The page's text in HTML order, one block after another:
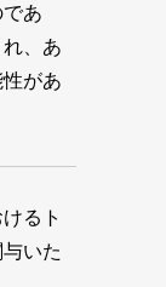
あ
、あ
があ
るト
いた